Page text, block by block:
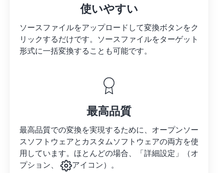
使いやすい
ソースファイルをアップロードして変換ボタンをク
リックするだけです。 ソースファイルをターゲット
形式に一括変換することも可能です。
最高品質
最高品質での変換を実現するために、オープンソー
スソフトウェアとカスタムソフトウェアの両方を使
用しています。ほとんどの場合、「詳細設定」（オ
プション、
アイコン）。